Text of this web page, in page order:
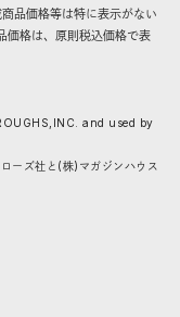
品価格等は特に表示がない
価格は、原則税込価格で表
and used by
ーズ社と(株)マガジンハウス